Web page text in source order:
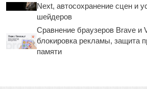
Next, автосохранение сцен и
шейдеров
Сравнение браузеров Brave и
блокировка рекламы, защита
памяти